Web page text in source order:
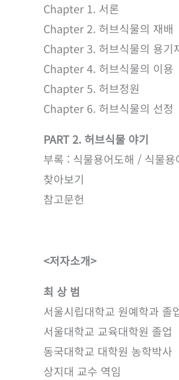
Chapter 1. 서론
Chapter 2. 허브식물의 재배
Chapter 3. 허브식물의 용기
Chapter 4. 허브식물의 이용
Chapter 5. 허브정원
Chapter 6. 허브식물의 선정
PART 2. 허브식물 야기
부록 : 식물용어도해 / 식물용
찾아보기
참고문헌
<저자소개>
최 상 범
서울시립대학교 원예학과 졸
서울대학교 교육대학원 졸업
동국대학교 대학원 농학박사
상지대 교수 역임